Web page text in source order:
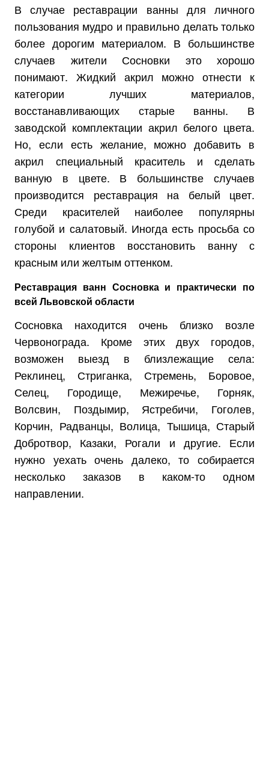
В случае реставрации ванны для личного
пользования мудро и правильно делать только
более дорогим материалом. В большинстве
случаев жители Сосновки это хорошо
понимают. Жидкий акрил можно отнести к
категории лучших материалов,
восстанавливающих старые ванны. В
заводской комплектации акрил белого цвета.
Но, если есть желание, можно добавить в
акрил специальный краситель и сделать
ванную в цвете. В большинстве случаев
производится реставрация на белый цвет.
Среди красителей наиболее популярны
голубой и салатовый. Иногда есть просьба со
стороны клиентов восстановить ванну с
красным или желтым оттенком.
Реставрация ванн Сосновка и практически по
всей Львовской области
Сосновка находится очень близко возле
Червонограда. Кроме этих двух городов,
возможен выезд в близлежащие села:
Реклинец, Стриганка, Стремень, Боровое,
Селец, Городище, Межиречье, Горняк,
Волсвин, Поздымир, Ястребичи, Гоголев,
Корчин, Радванцы, Волица, Тышица, Старый
Добротвор, Казаки, Рогали и другие. Если
нужно уехать очень далеко, то собирается
несколько заказов в каком-то одном
направлении.